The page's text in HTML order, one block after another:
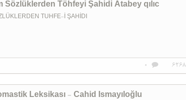
Sözlüklerden Töhfeyi Şahidi Atabey qılıc
TUHFE-İ ŞAHİDI
6268
0
Leksikası - Cahid Ismayıloğlu